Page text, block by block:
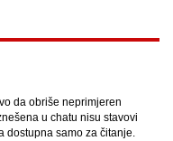
da obriše neprimjeren
u chatu nisu stavovi
dostupna samo za čitanje.